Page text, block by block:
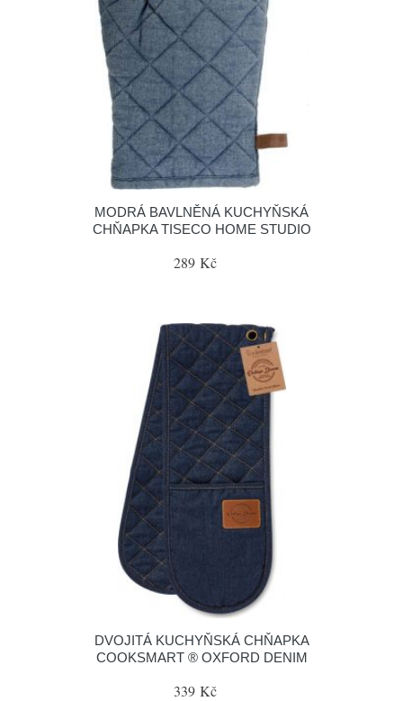
MODRÁ BAVLNĚNÁ KUCHYŇSKÁ
CHŇAPKA TISECO HOME STUDIO
289 Kč
DVOJITÁ KUCHYŇSKÁ CHŇAPKA
COOKSMART ® OXFORD DENIM
339 Kč